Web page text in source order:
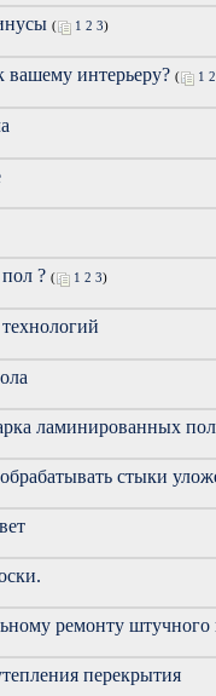
( 1 2 3)
вашему интерьеру? ( 1 2
? ( 1 2 3)
ламинированных
стыки
ремонту штучного
перекрытия